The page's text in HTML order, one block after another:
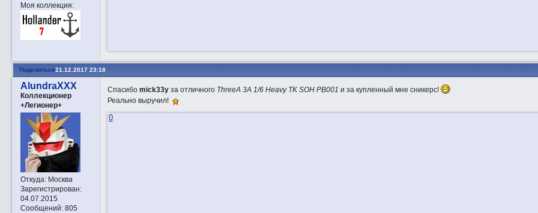
Моя коллекция:
Поделиться21.12.2017 23:18
AlundraXXX
Коллекционер
+Легионер+
Откуда:Москва
Зарегистрирован:
04.07.2015
Сообщений:805
Спасибо mick33yза отличного ThreeA 3A 1/6 Heavy TK SOH PB001 и за купленный мне сникерс!
Реально выручил!
0